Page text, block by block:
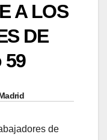
A LOS
DE
59
de